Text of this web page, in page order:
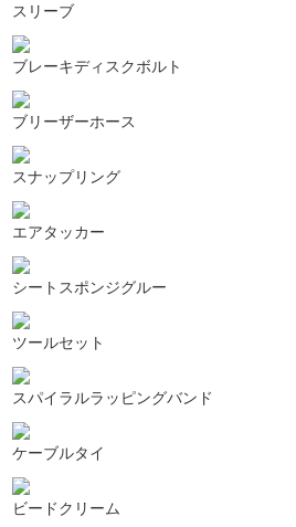
スリーブ
ブレーキディスクボルト
ブリーザーホース
スナップリング
エアタッカー
シートスポンジグルー
ツールセット
スパイラルラッピングバンド
ケーブルタイ
ビードクリーム